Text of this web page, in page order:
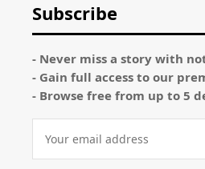
Subscribe
- Never miss a story with
- Gain full access to our
- Browse free from up to 5